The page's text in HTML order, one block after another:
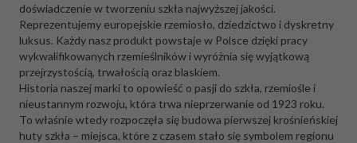
doświadczenie w tworzeniu szkła najwyższej jakości.
Reprezentujemy europejskie rzemiosło, dziedzictwo i dyskretny
luksus. Każdy nasz produkt powstaje w Polsce dzięki pracy
wykwalifikowanych rzemieślników i wyróżnia się wyjątkową
przejrzystością, trwałością oraz blaskiem.
Historia naszej marki to opowieść o pasji do szkła, rzemiośle i
nieustannym rozwoju, która trwa nieprzerwanie od 1923 roku.
To właśnie wtedy rozpoczęła się budowa pierwszej krośnieńskiej
huty szkła – miejsca, które z czasem stało się symbolem regionu